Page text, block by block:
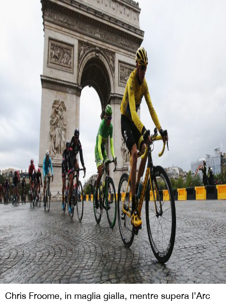
Chris Froome, in maglia gialla, mentre supera l’Arc